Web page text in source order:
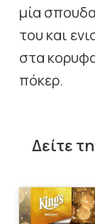
μία
του και
στα
πόκερ.
Δείτε